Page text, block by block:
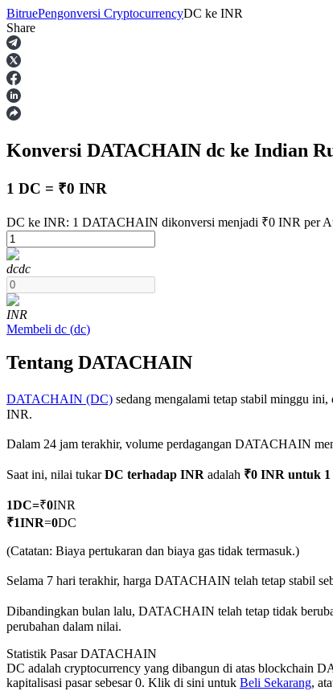
Berjangka
TradFi
Derivatif saham, forex, logam mulia, dan komoditas
BitruePengonversi CryptocurrencyDC ke INR
Share
Konversi DATACHAIN dc ke Indian
1 DC = ₹0 INR
DC ke INR: 1 DATACHAIN dikonversi menjadi ₹0 INR per
dcdc
INR
Membeli dc (dc)
Tentang DATACHAIN
DATACHAIN (DC) sedang mengalami tetap stabil minggu ini,
INR.
Dalam 24 jam terakhir, volume perdagangan DATACHAIN
Saat ini, nilai tukarDC terhadap INR adalah ₹0 INR untuk 1
1DC=₹0INR
₹1INR=0DC
(Catatan: Biaya pertukaran dan biaya gas tidak termasuk.)
Selama 7 hari terakhir, harga DATACHAIN telah tetap stabil
Dibandingkan bulan lalu, DATACHAIN telah tetap tidak
perubahan dalam nilai.
Statistik Pasar DATACHAIN
DC adalah cryptocurrency yang dibangun di atas blockchain
kapitalisasi pasar sebesar 0. Klik di sini untuk Beli Sekarang,